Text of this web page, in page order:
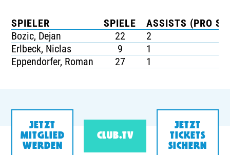
SPIELER SPIELE
ASSISTS (PRO
Bozic, Dejan
22
2
Erlbeck, Niclas
9
1
Eppendorfer, Roman
27 1
JETZT
MITGLIED
WERDEN
CLUB.TV
JETZT
TICKETS
SICHERN